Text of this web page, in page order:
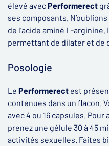
élevé avecPerformerect
ses composants.
de l’acide aminé L-arginine.
permettant de dilater et de
Posologie
Le Performerect est
contenues dans un flacon.
avec 4 ou 16 capsules. Pour
prenez une gélule 30 à 45
activités sexuelles. Faites